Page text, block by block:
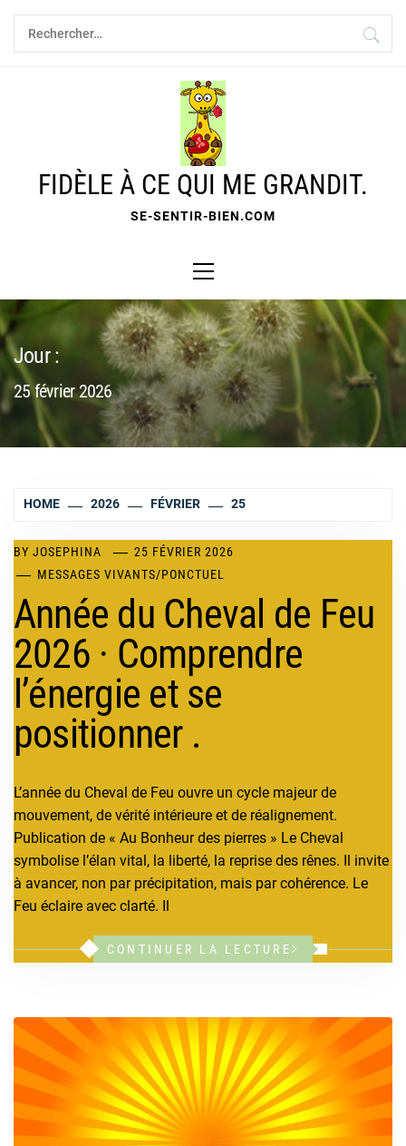
Skip
content
Rechercher :
FIDÈLE À CE QUI ME GRANDIT.
SE-SENTIR-BIEN.COM
Menu
Jour :
25 février 2026
HOME 2026 FÉVRIER 25
BY JOSEPHINA
25 FÉVRIER 2026
MESSAGES VIVANTS/PONCTUEL
Année du Cheval de Feu
2026 · Comprendre
l’énergie et se
positionner .
L’année du Cheval de Feu ouvre un cycle majeur de
mouvement, de vérité intérieure et de réalignement.
Publication de « Au Bonheur des pierres » Le Cheval
symbolise l’élan vital, la liberté, la reprise des rênes. Il invite
à avancer, non par précipitation, mais par cohérence. Le
Feu éclaire avec clarté. Il
CONTINUER LA LECTURE